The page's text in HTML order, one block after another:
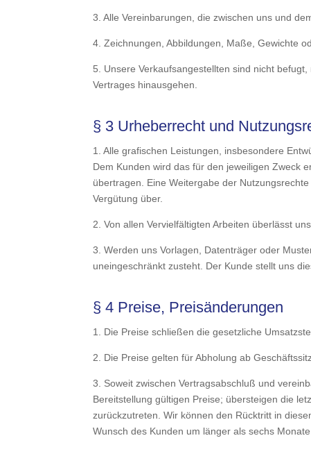
3. Alle Vereinbarungen, die zwischen uns und
4. Zeichnungen, Abbildungen, Maße, Gewichte
5. Unsere Verkaufsangestellten sind nicht
Vertrages hinausgehen.
§ 3 Urheberrecht und
1. Alle grafischen Leistungen, insbesondere
Dem Kunden wird das für den jeweiligen Zweck
übertragen. Eine Weitergabe der
Vergütung über.
2. Von allen Vervielfältigten Arbeiten überlässt
3. Werden uns Vorlagen, Datenträger oder
uneingeschränkt zusteht. Der Kunde stellt uns
§ 4 Preise, Preisänderungen
1. Die Preise schließen die gesetzliche
2. Die Preise gelten für Abholung ab
3. Soweit zwischen Vertragsabschluß und
Bereitstellung gültigen Preise; übersteigen die
zurückzutreten. Wir können den Rücktritt in
Wunsch des Kunden um länger als sechs